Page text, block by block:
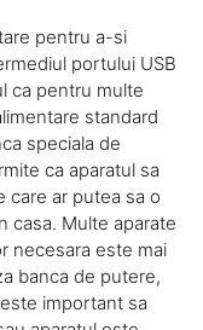
pentru a-si
portului USB
ca pentru multe
standard
speciala de
ca aparatul sa
care ar putea sa o
casa. Multe aparate
necesara este mai
banca de putere,
important sa